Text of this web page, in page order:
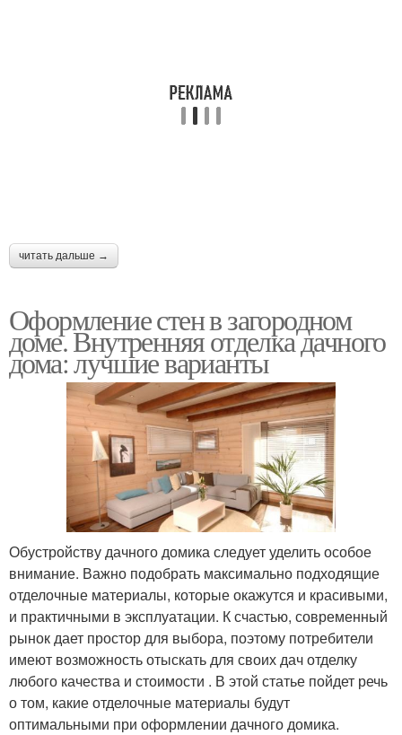
читать дальше →
Оформление стен в загородном
доме. Внутренняя отделка дачного
дома: лучшие варианты
Обустройству дачного домика следует уделить особое
внимание. Важно подобрать максимально подходящие
отделочные материалы, которые окажутся и красивыми,
и практичными в эксплуатации. К счастью, современный
рынок дает простор для выбора, поэтому потребители
имеют возможность отыскать для своих дач отделку
любого качества и стоимости . В этой статье пойдет речь
о том, какие отделочные материалы будут
оптимальными при оформлении дачного домика.